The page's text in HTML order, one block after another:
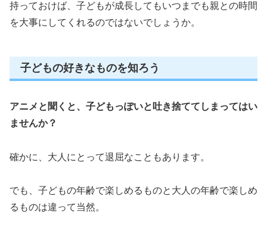
持っておけば、子どもが成長してもいつまでも親との時間
を大事にしてくれるのではないでしょうか。
子どもの好きなものを知ろう
アニメと聞くと、子どもっぽいと吐き捨ててしまってはい
ませんか？
確かに、大人にとって退屈なこともあります。
でも、子どもの年齢で楽しめるものと大人の年齢で楽しめ
るものは違って当然。